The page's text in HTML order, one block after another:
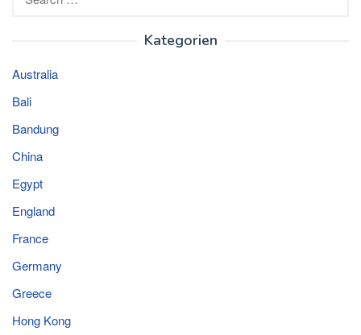
for:
Kategorien
Australia
Bali
Bandung
China
Egypt
England
France
Germany
Greece
Hong Kong